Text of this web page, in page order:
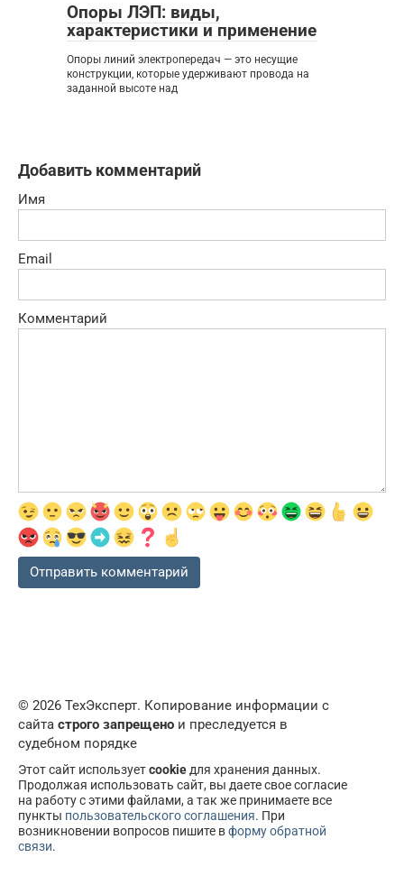
Опоры ЛЭП: виды,
характеристики и применение
Опоры линий электропередач — это несущие
конструкции, которые удерживают провода на
заданной высоте над
Добавить комментарий
Имя
Email
Комментарий
© 2026 ТехЭксперт. Копирование информации с
сайта строго запрещено и преследуется в
судебном порядке
Этот сайт используетcookie для хранения данных.
Продолжая использовать сайт, вы даете свое согласие
на работу с этими файлами, а так же принимаете все
пункты пользовательского соглашения. При
возникновении вопросов пишите вформу обратной
связи.